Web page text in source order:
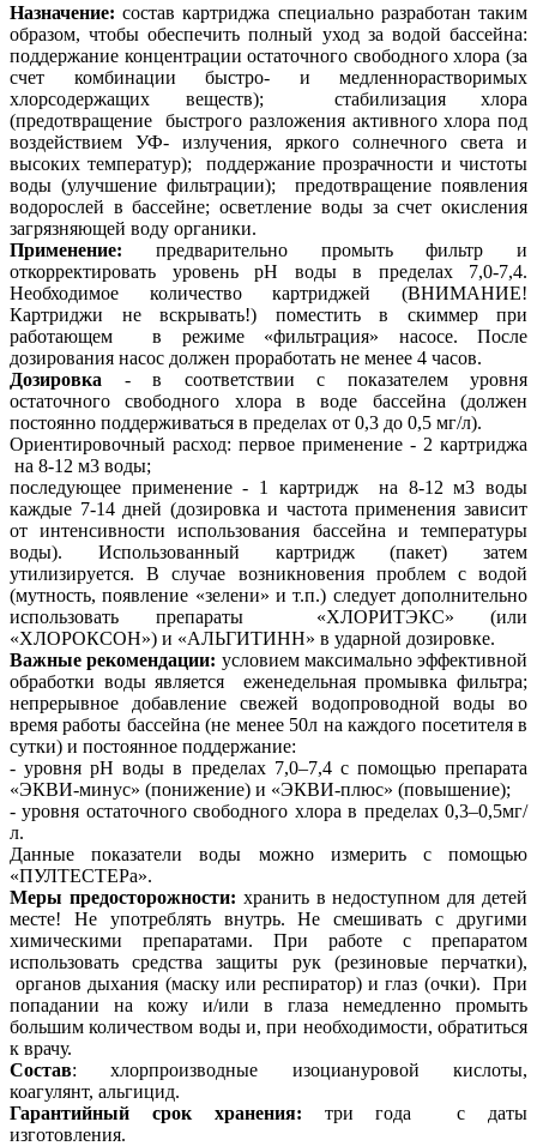
Назначение: состав картриджа специально разработан таким
образом, чтобы обеспечить полный уход за водой бассейна:
поддержание концентрации остаточного свободного хлора (за
счет комбинации быстро- и медленнорастворимых
хлорсодержащих веществ); стабилизация хлора
(предотвращение быстрого разложения активного хлора под
воздействием УФ- излучения, яркого солнечного света и
высоких температур); поддержание прозрачности и чистоты
воды (улучшение фильтрации); предотвращение появления
водорослей в бассейне; осветление воды за счет окисления
загрязняющей воду органики.
Применение: предварительно промыть фильтр и
откорректировать уровень рН воды в пределах 7,0-7,4.
Необходимое количество картриджей (ВНИМАНИЕ!
Картриджи не вскрывать!) поместить в скиммер при
работающем в режиме «фильтрация» насосе. После
дозирования насос должен проработать не менее 4 часов.
Дозировка - в соответствии с показателем уровня
остаточного свободного хлора в воде бассейна (должен
постоянно поддерживаться в пределах от 0,3 до 0,5 мг/л).
Ориентировочный расход: первое применение - 2 картриджа
на 8-12 м3 воды;
последующее применение - 1 картридж на 8-12 м3 воды
каждые 7-14 дней (дозировка и частота применения зависит
от интенсивности использования бассейна и температуры
воды). Использованный картридж (пакет) затем
утилизируется. В случае возникновения проблем с водой
(мутность, появление «зелени» и т.п.) следует дополнительно
использовать препараты «ХЛОРИТЭКС» (или
«ХЛОРОКСОН») и «АЛЬГИТИНН» в ударной дозировке.
Важные рекомендации: условием максимально эффективной
обработки воды является еженедельная промывка фильтра;
непрерывное добавление свежей водопроводной воды во
время работы бассейна (не менее 50л на каждого посетителя в
сутки) и постоянное поддержание:
- уровня рН воды в пределах 7,0–7,4 с помощью препарата
«ЭКВИ-минус» (понижение) и «ЭКВИ-плюс» (повышение);
- уровня остаточного свободного хлора в пределах 0,3–0,5мг/
л.
Данные показатели воды можно измерить с помощью
«ПУЛТЕСТЕРа».
Меры предосторожности: хранить в недоступном для детей
месте! Не употреблять внутрь. Не смешивать с другими
химическими препаратами. При работе с препаратом
использовать средства защиты рук (резиновые перчатки),
органов дыхания (маску или респиратор) и глаз (очки). При
попадании на кожу и/или в глаза немедленно промыть
большим количеством воды и, при необходимости, обратиться
к врачу.
Состав: хлорпроизводные изоциануровой кислоты,
коагулянт, альгицид.
Гарантийный срок хранения: три года с даты
изготовления.